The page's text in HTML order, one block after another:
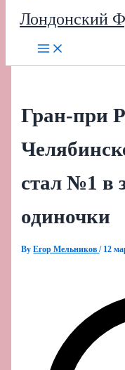
Лондонский
Гран-при
стал №1 в
одиночки
ByЕгор Мельников/ 12